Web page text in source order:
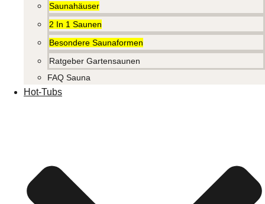
Saunahäuser
2 In 1 Saunen
Besondere Saunaformen
Ratgeber Gartensaunen
FAQ Sauna
Hot-Tubs